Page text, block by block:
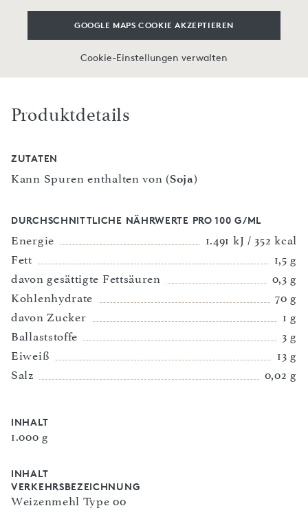
GOOGLE MAPS COOKIE AKZEPTIEREN
Cookie-Einstellungen verwalten
Produktdetails
ZUTATEN
Kann Spuren enthalten von (Soja)
DURCHSCHNITTLICHE NÄHRWERTE PRO 100 G/ML
Energie
1.491 kJ / 352 kcal
Fett
1,5 g
davon gesättigte Fettsäuren
0,3 g
Kohlenhydrate
70 g
davon Zucker
1 g
Ballaststoffe
3 g
Eiweiß
13 g
Salz
0,02 g
INHALT
1.000 g
INHALT
VERKEHRSBEZEICHNUNG
Weizenmehl Type 00